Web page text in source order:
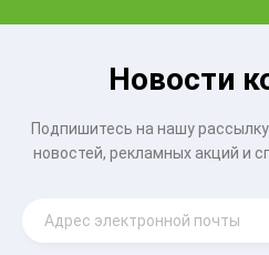
Новости
Подпишитесь на нашу
новостей, рекламных акций и